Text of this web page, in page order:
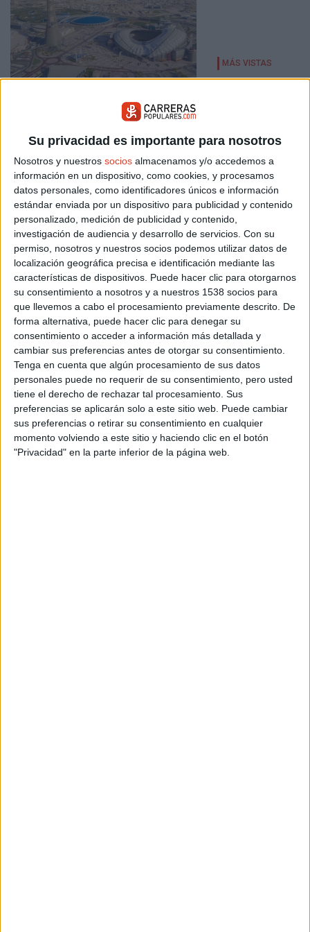
Su privacidad es importante para nosotros
Nosotros y nuestros socios almacenamos y/o accedemos a
información en un dispositivo, como cookies, y procesamos
datos personales, como identificadores únicos e información
estándar enviada por un dispositivo para publicidad y contenido
personalizado, medición de publicidad y contenido,
investigación de audiencia y desarrollo de servicios. Con su
permiso, nosotros y nuestros socios podemos utilizar datos de
localización geográfica precisa e identificación mediante las
características de dispositivos. Puede hacer clic para otorgarnos
su consentimiento a nosotros y a nuestros 1538 socios para
que llevemos a cabo el procesamiento previamente descrito. De
forma alternativa, puede hacer clic para denegar su
consentimiento o acceder a información más detallada y
cambiar sus preferencias antes de otorgar su consentimiento.
Tenga en cuenta que algún procesamiento de sus datos
personales puede no requerir de su consentimiento, pero usted
tiene el derecho de rechazar tal procesamiento. Sus
preferencias se aplicarán solo a este sitio web. Puede cambiar
sus preferencias o retirar su consentimiento en cualquier
momento volviendo a este sitio y haciendo clic en el botón
"Privacidad" en la parte inferior de la página web.
Mundo de Atletismo, un campeonato que inicio su
andadura hace 36 años y que llega a su 17ª edición. Te
contamos a continuación absolutamente todo sobre el
equipo español en Doha.
Todo sobre La Nucía 2019
547 atletas inscritos a la 99 edición del Campeonato de
España absoluto de atletismo que se celebra este fin de
semana por primera vez en Alicante, concretamente en la
Nucía.